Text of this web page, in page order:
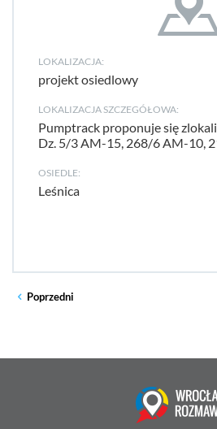
LOKALIZACJA:
projekt osiedlowy
LOKALIZACJA SZCZEGÓŁOWA:
Pumptrack proponuje się
Dz. 5/3 AM-15, 268/6 AM-10,
OSIEDLE:
Leśnica
Poprzedni